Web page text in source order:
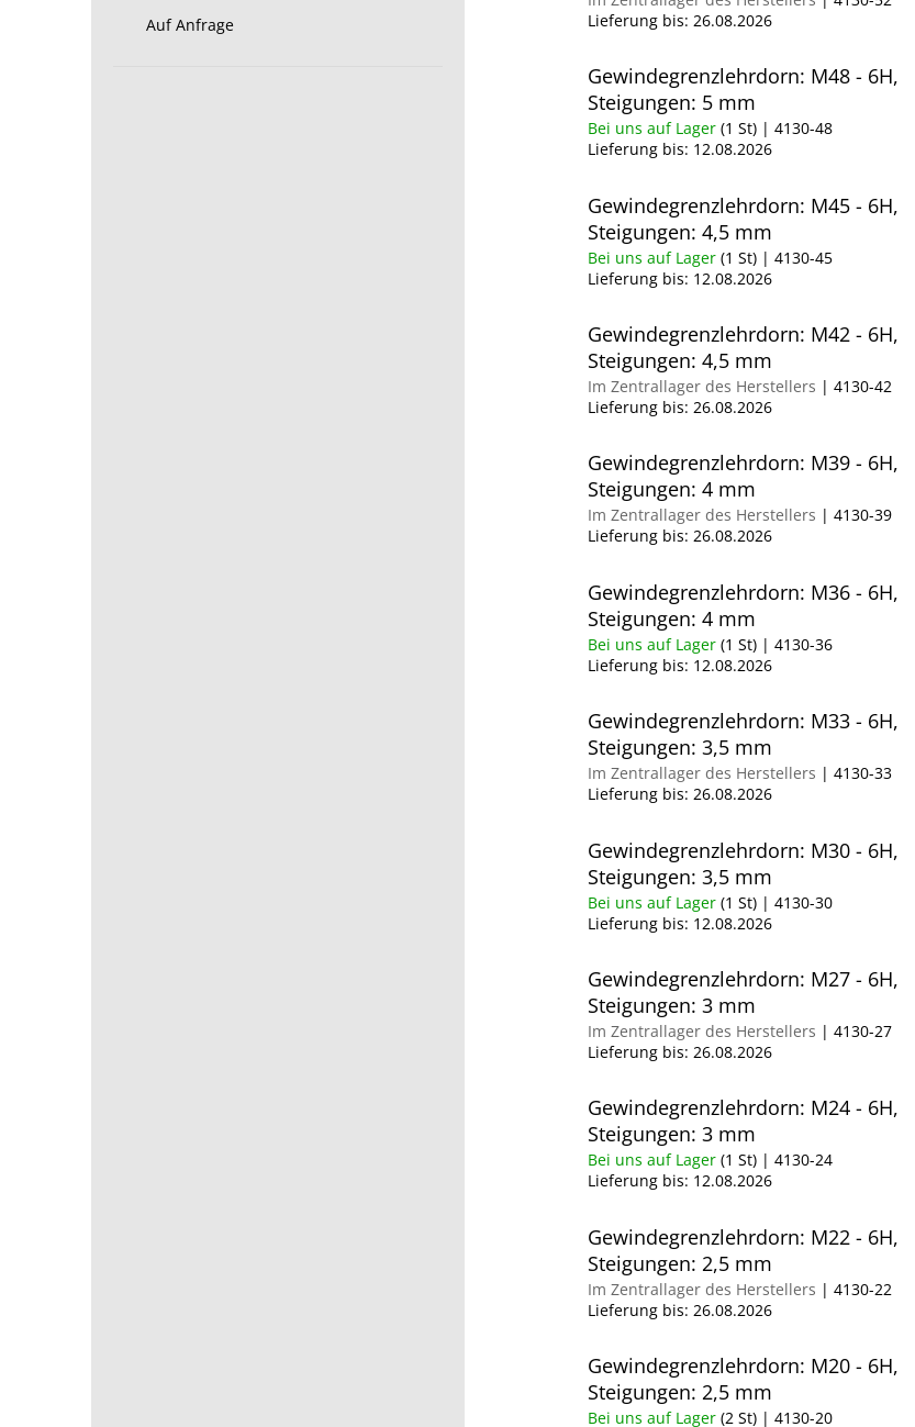
Auf Anfrage
Lieferung bis: 26.08.2026
Gewindegrenzlehrdorn: M48 - 6H,
Steigungen: 5 mm
Bei uns auf Lager (1 St) | 4130-48
Lieferung bis: 12.08.2026
Gewindegrenzlehrdorn: M45 - 6H,
Steigungen: 4,5 mm
Bei uns auf Lager (1 St) | 4130-45
Lieferung bis: 12.08.2026
Gewindegrenzlehrdorn: M42 - 6H,
Steigungen: 4,5 mm
Im Zentrallager des Herstellers | 4130-42
Lieferung bis: 26.08.2026
Gewindegrenzlehrdorn: M39 - 6H,
Steigungen: 4 mm
Im Zentrallager des Herstellers | 4130-39
Lieferung bis: 26.08.2026
Gewindegrenzlehrdorn: M36 - 6H,
Steigungen: 4 mm
Bei uns auf Lager (1 St) | 4130-36
Lieferung bis: 12.08.2026
Gewindegrenzlehrdorn: M33 - 6H,
Steigungen: 3,5 mm
Im Zentrallager des Herstellers | 4130-33
Lieferung bis: 26.08.2026
Gewindegrenzlehrdorn: M30 - 6H,
Steigungen: 3,5 mm
Bei uns auf Lager (1 St) | 4130-30
Lieferung bis: 12.08.2026
Gewindegrenzlehrdorn: M27 - 6H,
Steigungen: 3 mm
Im Zentrallager des Herstellers | 4130-27
Lieferung bis: 26.08.2026
Gewindegrenzlehrdorn: M24 - 6H,
Steigungen: 3 mm
Bei uns auf Lager (1 St) | 4130-24
Lieferung bis: 12.08.2026
Gewindegrenzlehrdorn: M22 - 6H,
Steigungen: 2,5 mm
Im Zentrallager des Herstellers | 4130-22
Lieferung bis: 26.08.2026
Gewindegrenzlehrdorn: M20 - 6H,
Steigungen: 2,5 mm
Bei uns auf Lager (2 St) | 4130-20